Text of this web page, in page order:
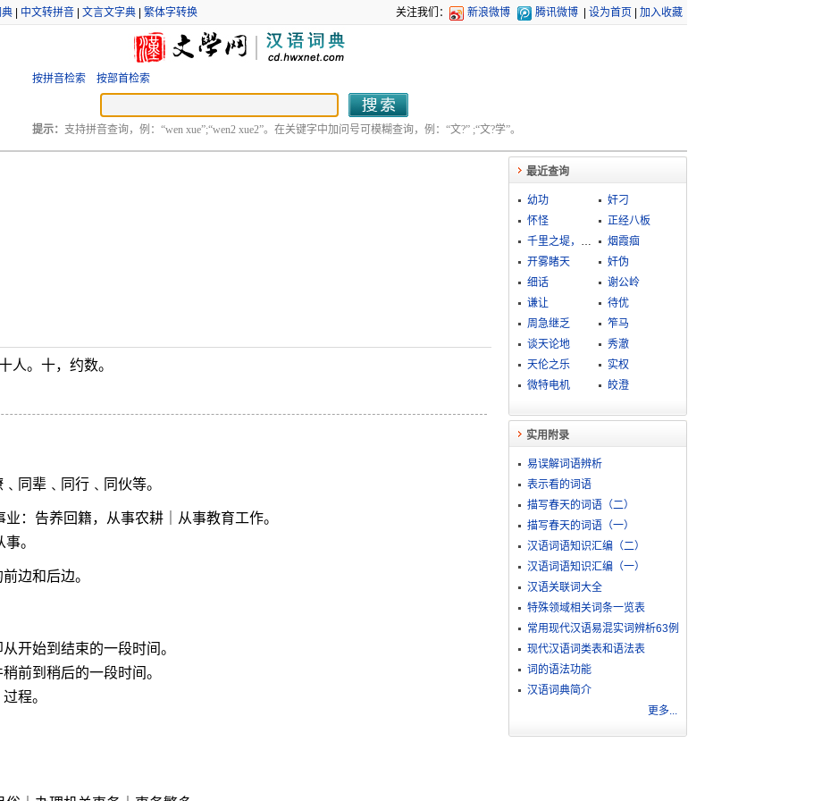
| 中文转拼音| 文言文字典| 繁体字转换 关注我们： 新浪微博 腾讯微博 设为首页 加入收藏
按拼音检索 按部首检索
提示： 支持拼音查询，例：“wen xue”;“wen2 xue2”。在关键字中加问号可模糊查询，例：“文?” ;“文?学”。
人。十，约数。
同辈﹑同行﹑同伙等。
：告养回籍，从事农耕｜从事教育工作。
。
边和后边。
开始到结束的一段时间。
前到稍后的一段时间。
程。
最近查询
幼功
奸刁
怀怪
正经八板
千里之堤，毁于蚁穴
烟霞痼
开雾睹天
奸伪
细话
谢公岭
谦让
待优
周急继乏
笮马
谈天论地
秀澈
天伦之乐
实权
微特电机
皎澄
实用附录
易误解词语辨析
表示看的词语
描写春天的词语（二）
描写春天的词语（一）
汉语词语知识汇编（二）
汉语词语知识汇编（一）
汉语关联词大全
特殊领域相关词条一览表
常用现代汉语易混实词辨析63例
现代汉语词类表和语法表
词的语法功能
汉语词典简介
更多...